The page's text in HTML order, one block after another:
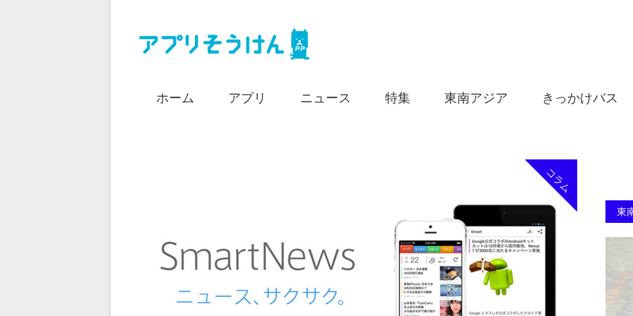
ホーム アプリ ニュース 特集 東南アジア きっかけバス
コラム
東